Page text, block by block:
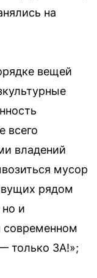
на
вещей
всего
владений
мусор
рядом
и
современном
только ЗА!»;